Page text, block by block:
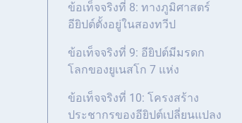
ข้อเท็จจริงที่ 8: ทางภูมิศาสตร์
อียิปต์ตั้งอยู่ในสองทวีป
ข้อเท็จจริงที่ 9: อียิปต์มีมรดก
โลกของยูเนสโก 7 แห่ง
ข้อเท็จจริงที่ 10: โครงสร้าง
ประชากรของอียิปต์เปลี่ยนแปลง